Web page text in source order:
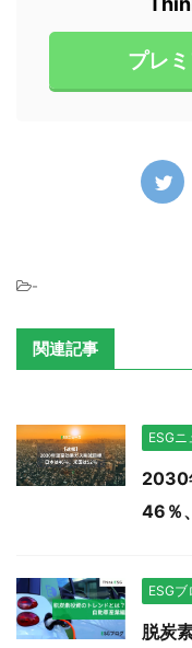
プレ
-
関連記事
ESGニ
2030
46％
ESG
脱炭